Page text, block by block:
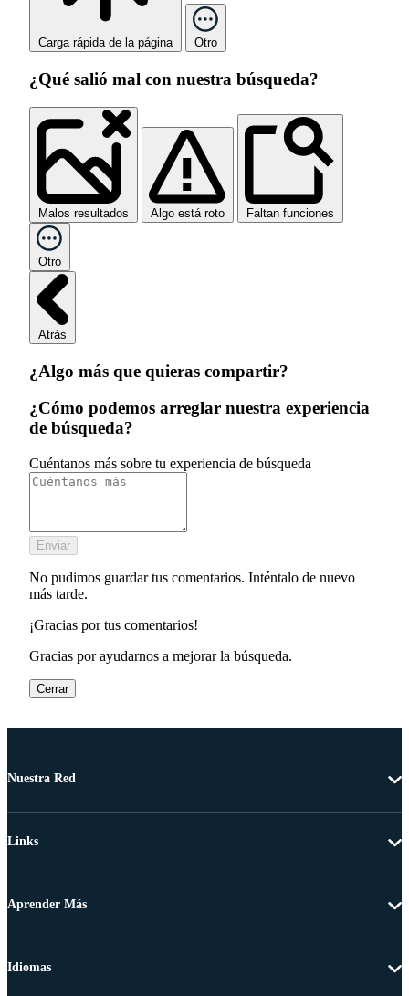
Carga rápida de la página Otro
¿Qué salió mal con nuestra búsqueda?
Malos resultados Algo está roto Faltan funciones
Otro
Atrás
¿Algo más que quieras compartir?
¿Cómo podemos arreglar nuestra experiencia
de búsqueda?
Cuéntanos más sobre tu experiencia de búsqueda
Enviar
No pudimos guardar tus comentarios. Inténtalo de nuevo
más tarde.
¡Gracias por tus comentarios!
Gracias por ayudarnos a mejorar la búsqueda.
Cerrar
Nuestra Red
Links
Aprender Más
Idiomas